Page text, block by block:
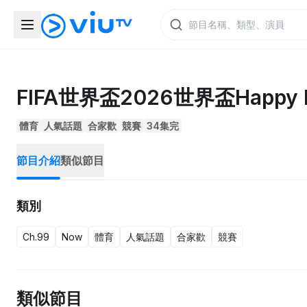
FIFA世界盃2026世界盃Happy
體育 人氣話題 合家歡 競賽 34集完
節目介紹類似節目
類別
Ch.99 Now 體育 人氣話題 合家歡 競賽
類似節目